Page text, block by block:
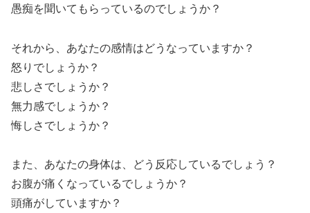
愚痴を聞いてもらっているのでしょうか？
それから、あなたの感情はどうなっていますか？
怒りでしょうか？
悲しさでしょうか？
無力感でしょうか？
悔しさでしょうか？
また、あなたの身体は、どう反応しているでしょう？
お腹が痛くなっているでしょうか？
頭痛がしていますか？